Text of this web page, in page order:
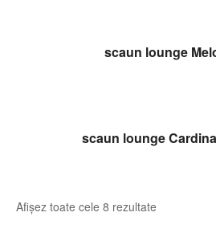
CITEȘTE MAI
scaun lounge
CITEȘTE MAI
scaun lounge
Afișez toate cele 8 rezultate